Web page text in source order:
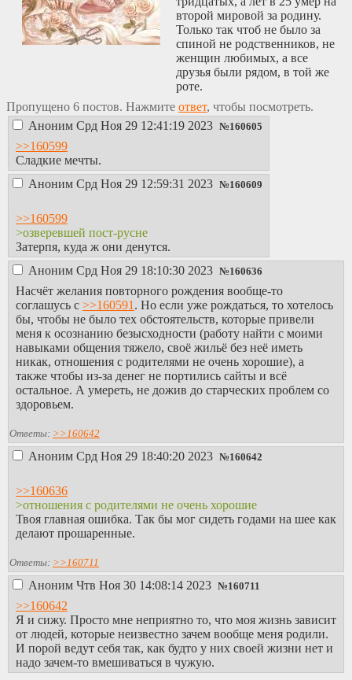
второй мировой за родину.
Только так чтоб не было за
спиной не родственников, не
женщин любимых, а все
друзья были рядом, в той же
роте.
Пропущено 6 постов. Нажмите ответ, чтобы посмотреть.
Аноним Срд Ноя 29 12:41:19 2023 №160605
>>160599
Сладкие мечты.
Аноним Срд Ноя 29 12:59:31 2023 №160609
>>160599
>озверевшей пост-русне
Затерпя, куда ж они денутся.
Аноним Срд Ноя 29 18:10:30 2023 №160636
Насчёт желания повторного рождения вообще-то
соглашусь с >>160591 . Но если уже рождаться, то хотелось
бы, чтобы не было тех обстоятельств, которые привели
меня к осознанию безысходности (работу найти с моими
навыками общения тяжело, своё жильё без неё иметь
никак, отношения с родителями не очень хорошие), а
также чтобы из-за денег не портились сайты и всё
остальное. А умереть, не дожив до старческих проблем со
здоровьем.
Ответы: >>160642
Аноним Срд Ноя 29 18:40:20 2023 №160642
>>160636
>отношения с родителями не очень хорошие
Твоя главная ошибка. Так бы мог сидеть годами на шее как
делают прошаренные.
Ответы: >>160711
Аноним Чтв Ноя 30 14:08:14 2023 №160711
>>160642
Я и сижу. Просто мне неприятно то, что моя жизнь зависит
от людей, которые неизвестно зачем вообще меня родили.
И порой ведут себя так, как будто у них своей жизни нет и
надо зачем-то вмешиваться в чужую.